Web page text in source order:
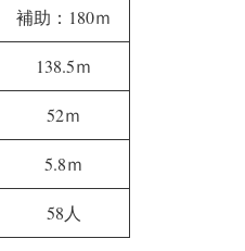
補助：180ｍ
138.5ｍ
52ｍ
5.8ｍ
58人